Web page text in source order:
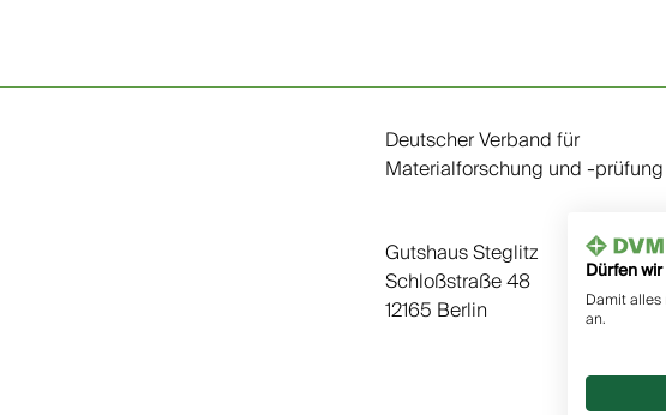
Deutscher Verband für
Materialforschung und -prüfung
Gutshaus Steglitz
Schloßstraße 48
12165 Berlin
Dürfen
Damit alles
an.